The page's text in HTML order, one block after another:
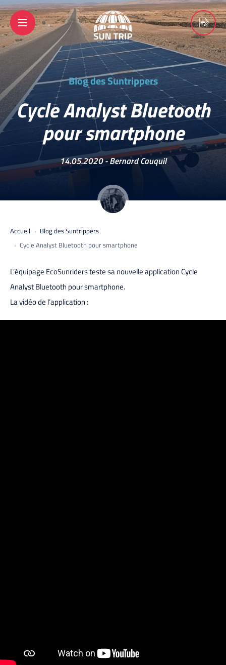
Blog des Suntrippers
Cycle Analyst Bluetooth
pour smartphone
14.05.2020 -Bernard Cauquil
Accueil
Blog des Suntrippers
Cycle Analyst Bluetooth pour smartphone
L’équipage EcoSunriders teste sa nouvelle application Cycle
Analyst Bluetooth pour smartphone.
La vidéo de l’application :